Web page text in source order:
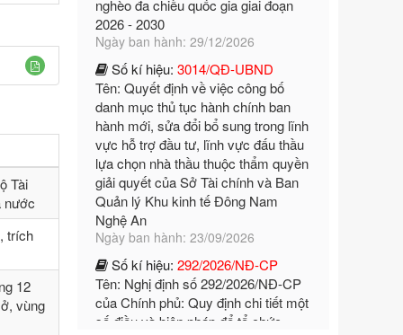
Tài
nước
trích
12
vùng
Số kí hiệu:3014/QĐ-UBND
Tên: Quyết định về việc công bố
danh mục thủ tục hành chính ban
hành mới, sửa đổi bổ sung trong lĩnh
vực hỗ trợ đầu tư, lĩnh vực đấu thầu
lựa chọn nhà thầu thuộc thẩm quyền
giải quyết của Sở Tài chính và Ban
Quản lý Khu kinh tế Đông Nam
Nghệ An
Ngày ban hành: 23/09/2026
Số kí hiệu:292/2026/NĐ-CP
Tên: Nghị định số 292/2026/NĐ-CP
của Chính phủ: Quy định chi tiết một
số điều và biện pháp để tổ chức,
hướng dẫn thi hành Luật Quản lý
ngoại thương
Ngày ban hành: 21/07/2026